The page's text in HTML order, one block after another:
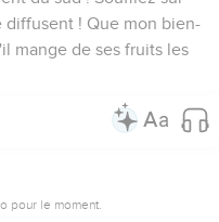
diffusent ! Que mon bien-
mange de ses fruits les
pour le moment.